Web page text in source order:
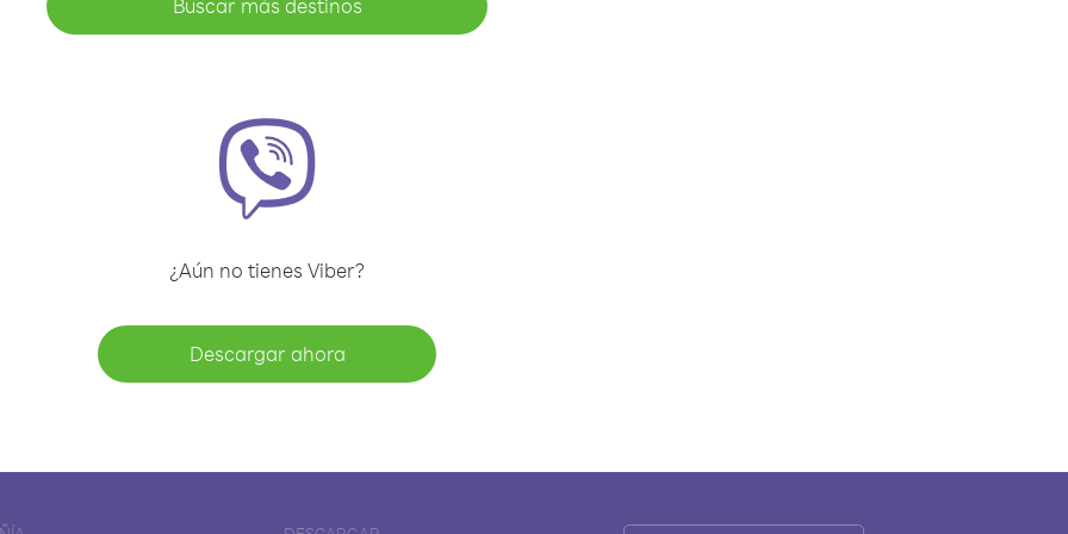
Buscar más destinos
¿Aún no tienes Viber?
Descargar ahora